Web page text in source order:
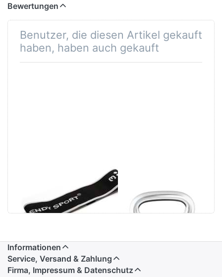
Bewertungen
Benutzer, die diesen Artikel gekauft
haben, haben auch gekauft
Informationen
Service, Versand & Zahlung
Firma, Impressum & Datenschutz